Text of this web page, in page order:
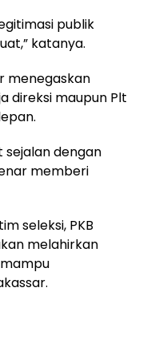
publik
katanya.
menegaskan
direksi maupun Plt
sejalan dengan
memberi
seleksi, PKB
melahirkan